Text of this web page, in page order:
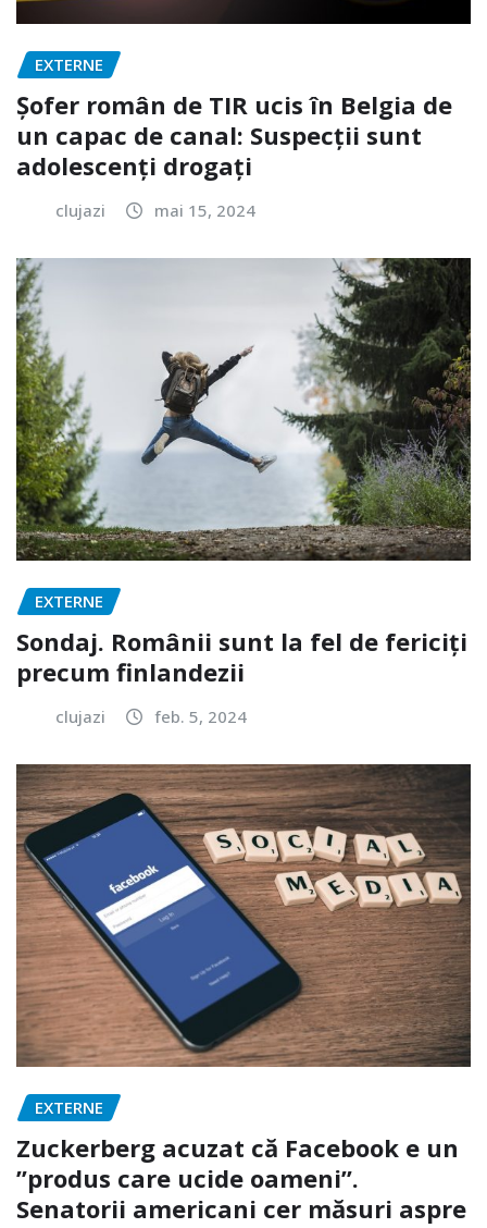
EXTERNE
Șofer român de TIR ucis în Belgia de
un capac de canal: Suspecții sunt
adolescenți drogați
clujazi mai 15, 2024
EXTERNE
Sondaj. Românii sunt la fel de fericiți
precum finlandezii
clujazi feb. 5, 2024
EXTERNE
Zuckerberg acuzat că Facebook e un
”produs care ucide oameni”.
Senatorii americani cer măsuri aspre